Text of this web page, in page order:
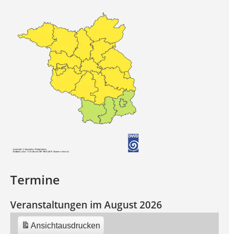
Termine
Veranstaltungen im August 2026
Ansichtausdrucken